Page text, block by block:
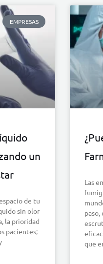
EMPRESAS
un
de tu
sin olor
la prioridad
pacientes;
Las
paso,
que